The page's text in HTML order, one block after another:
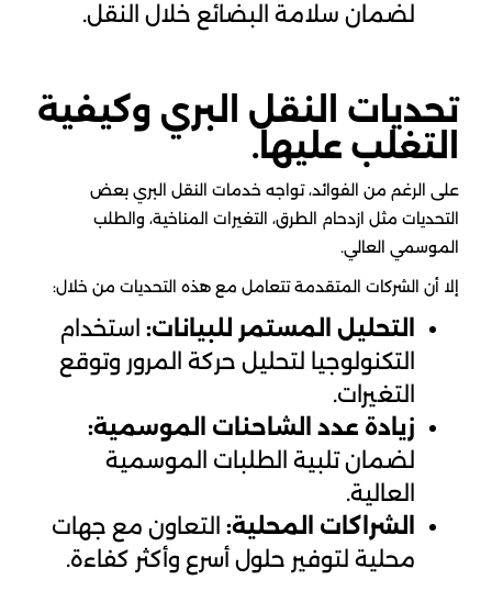
لضمان سلامة البضائع خلال النقل.
تحديات النقل البري وكيفية
التغلب عليها.
على الرغم من الفوائد، تواجه خدمات النقل البري بعض
التحديات مثل ازدحام الطرق، التغيرات المناخية، والطلب
الموسمي العالي.
إلا أن الشركات المتقدمة تتعامل مع هذه التحديات من خلال:
التحليل المستمر للبيانات: استخدام
التكنولوجيا لتحليل حركة المرور وتوقع
التغيرات.
زيادة عدد الشاحنات الموسمية:
لضمان تلبية الطلبات الموسمية
العالية.
الشراكات المحلية: التعاون مع جهات
محلية لتوفير حلول أسرع وأكثر كفاءة.